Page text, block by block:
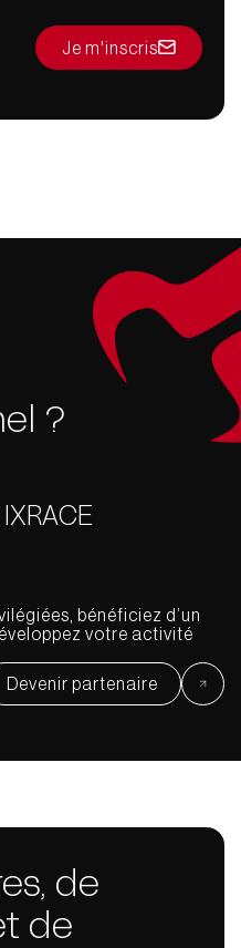
Je m'inscris
?
bénéficiez d’un
votre activité
Devenir partenaire
de
de